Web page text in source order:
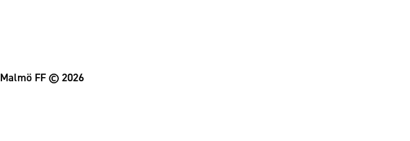
Malmö FF© 2026